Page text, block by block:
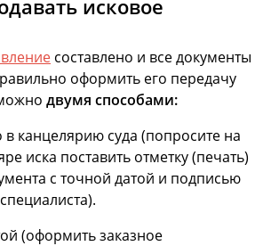
исковое
составлено и все документы
оформить его передачу
двумя способами:
канцелярию суда (попросите на
иска поставить отметку (печать)
с точной датой и подписью
(оформить заказное